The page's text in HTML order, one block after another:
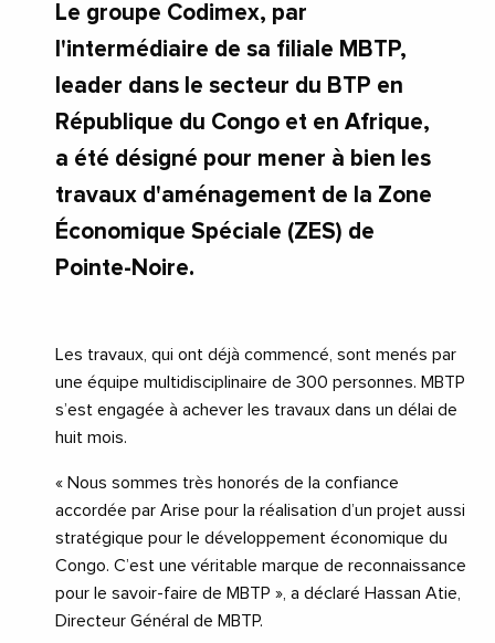
Le groupe Codimex, par
l'intermédiaire de sa filiale MBTP,
leader dans le secteur du BTP en
République du Congo et en Afrique,
a été désigné pour mener à bien les
travaux d'aménagement de la Zone
Économique Spéciale (ZES) de
Pointe-Noire.
Les travaux, qui ont déjà commencé, sont menés par
une équipe multidisciplinaire de 300 personnes. MBTP
s’est engagée à achever les travaux dans un délai de
huit mois.
« Nous sommes très honorés de la confiance
accordée par Arise pour la réalisation d’un projet aussi
stratégique pour le développement économique du
Congo. C’est une véritable marque de reconnaissance
pour le savoir-faire de MBTP », a déclaré Hassan Atie,
Directeur Général de MBTP.